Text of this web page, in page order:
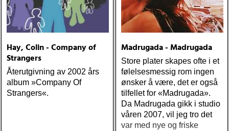
Hay, Colin - Company of
Strangers
Återutgivning av 2002 års
album »Company Of
Strangers«.
Madrugada - Madrugada
Store plater skapes ofte i et
følelsesmessig rom ingen
ønsker å være, det er også
tilfellet for «Madrugada».
Da Madrugada gikk i studio
våren 2007, vil jeg tro det
var med nye og friske